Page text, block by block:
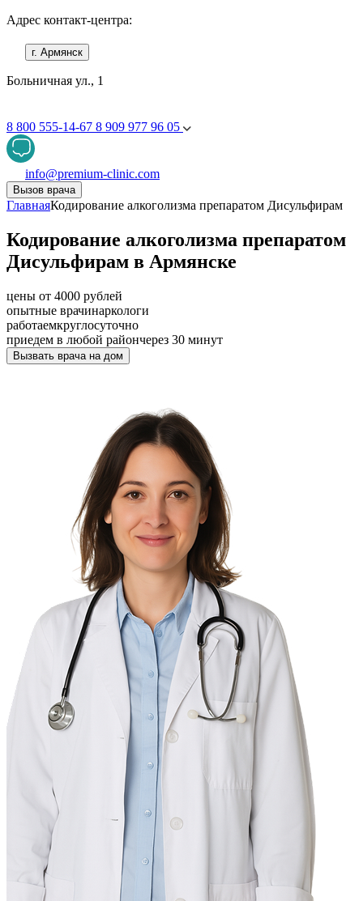
Адрес контакт-центра:
г. Армянск
Больничная ул., 1
8 800 555-14-67 8 909 977 96 05
info@premium-clinic.com
Вызов врача
ГлавнаяКодирование алкоголизма препаратом Дисульфирам
Кодирование алкоголизма препаратом
Дисульфирам в Армянске
цены от 4000 рублей
опытные врачинаркологи
работаемкруглосуточно
приедем в любой райончерез 30 минут
Вызвать врача на дом